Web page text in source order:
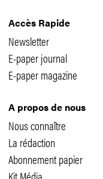
Accès Rapide
Newsletter
E-paper journal
E-paper magazine
A propos de nous
Nous connaître
La rédaction
Abonnement papier